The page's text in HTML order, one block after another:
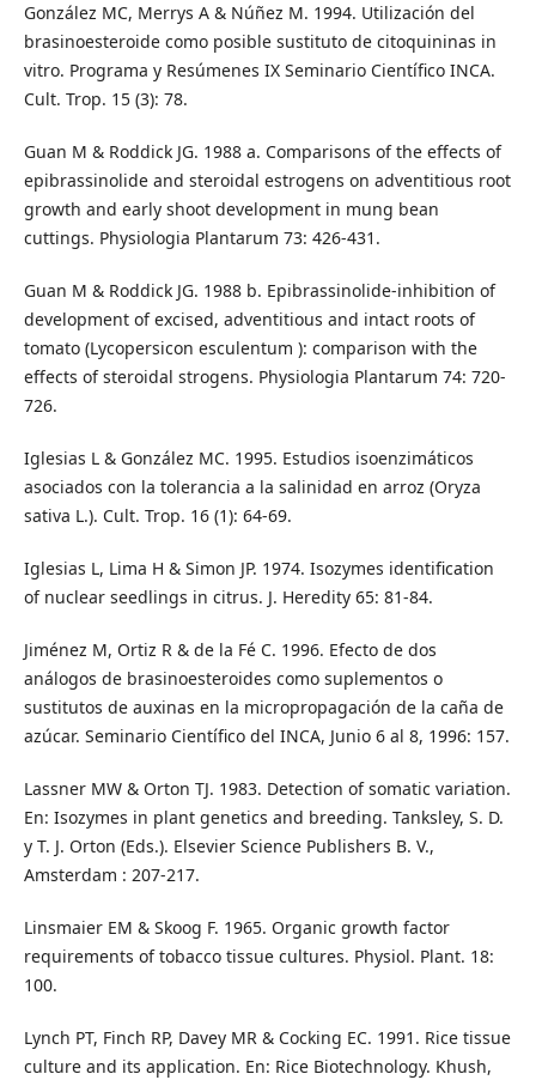
González MC, Merrys A & Núñez M. 1994. Utilización del
brasinoesteroide como posible sustituto de citoquininas in
vitro. Programa y Resúmenes IX Seminario Científico INCA.
Cult. Trop. 15 (3): 78.
Guan M & Roddick JG. 1988 a. Comparisons of the effects of
epibrassinolide and steroidal estrogens on adventitious root
growth and early shoot development in mung bean
cuttings. Physiologia Plantarum 73: 426-431.
Guan M & Roddick JG. 1988 b. Epibrassinolide-inhibition of
development of excised, adventitious and intact roots of
tomato (Lycopersicon esculentum ): comparison with the
effects of steroidal strogens. Physiologia Plantarum 74: 720-
726.
Iglesias L & González MC. 1995. Estudios isoenzimáticos
asociados con la tolerancia a la salinidad en arroz (Oryza
sativa L.). Cult. Trop. 16 (1): 64-69.
Iglesias L, Lima H & Simon JP. 1974. Isozymes identification
of nuclear seedlings in citrus. J. Heredity 65: 81-84.
Jiménez M, Ortiz R & de la Fé C. 1996. Efecto de dos
análogos de brasinoesteroides como suplementos o
sustitutos de auxinas en la micropropagación de la caña de
azúcar. Seminario Científico del INCA, Junio 6 al 8, 1996: 157.
Lassner MW & Orton TJ. 1983. Detection of somatic variation.
En: Isozymes in plant genetics and breeding. Tanksley, S. D.
y T. J. Orton (Eds.). Elsevier Science Publishers B. V.,
Amsterdam : 207-217.
Linsmaier EM & Skoog F. 1965. Organic growth factor
requirements of tobacco tissue cultures. Physiol. Plant. 18:
100.
Lynch PT, Finch RP, Davey MR & Cocking EC. 1991. Rice tissue
culture and its application. En: Rice Biotechnology. Khush,